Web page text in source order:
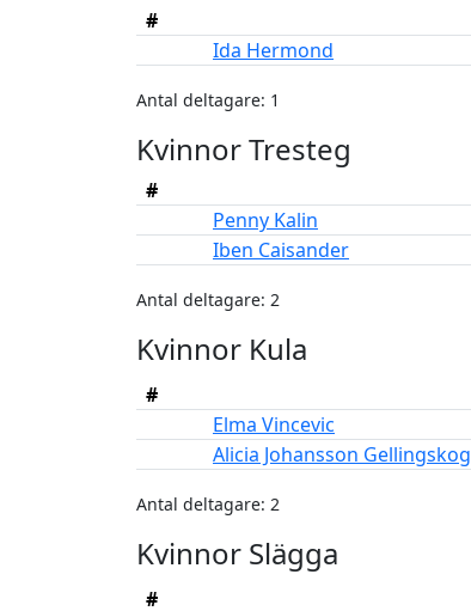
#
Ida Hermond
Antal deltagare: 1
Kvinnor Tresteg
#
Penny Kalin
Iben Caisander
Antal deltagare: 2
Kvinnor Kula
#
Elma Vincevic
Alicia Johansson Gellingskog
Antal deltagare: 2
Kvinnor Slägga
#